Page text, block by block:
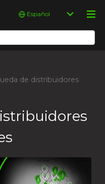
Elegir
idioma
de distribuidores